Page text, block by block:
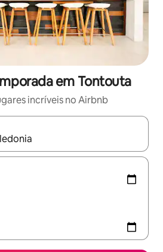
em Tontouta
incríveis no Airbnb
estiverem disponíveis, explore-os